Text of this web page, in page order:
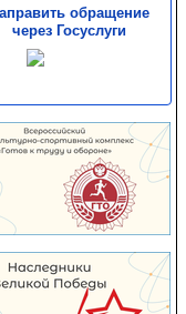
обращение
через Госуслуги